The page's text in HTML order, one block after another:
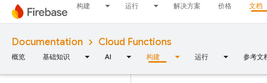
构建 运行 解决方案 价格 文档
Documentation Cloud Functions
概览 基础知识 AI 构建 运行 参考文